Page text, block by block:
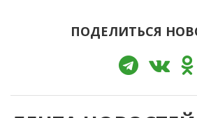
ПОДЕЛИТЬСЯ